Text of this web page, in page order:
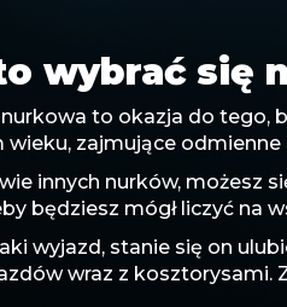
wybrać się
to okazja do tego,
zajmujące
innych nurków, możesz
będziesz mógł liczyć na
wyjazd, stanie się on
wraz z kosztorysami.